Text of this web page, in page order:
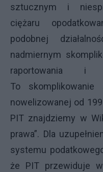
sztucznym i
ciężaru
podobnej
nadmiernym
raportowania
To
nowelizowanej od
PIT znajdziemy w
prawa”. Dla
systemu
że PIT przewiduje